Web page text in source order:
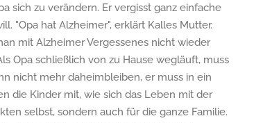
sich zu verändern. Er vergisst ganz einfache
"Opa hat Alzheimer", erklärt Kalles Mutter.
mit Alzheimer Vergessenes nicht wieder
Opa schließlich von zu Hause wegläuft, muss
nicht mehr daheimbleiben, er muss in ein
die Kinder mit, wie sich das Leben mit der
selbst, sondern auch für die ganze Familie.